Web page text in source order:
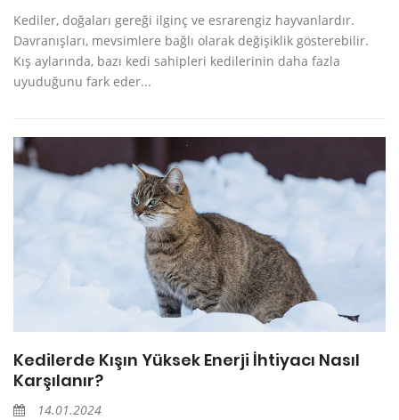
Kediler, doğaları gereği ilginç ve esrarengiz hayvanlardır.
Davranışları, mevsimlere bağlı olarak değişiklik gösterebilir.
Kış aylarında, bazı kedi sahipleri kedilerinin daha fazla
uyuduğunu fark eder...
Kedilerde Kışın Yüksek Enerji İhtiyacı Nasıl
Karşılanır?
14.01.2024